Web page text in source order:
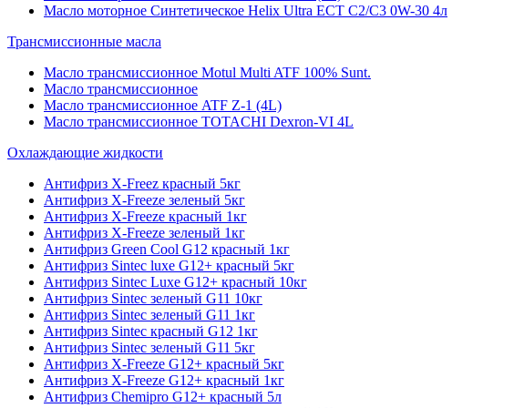
Масло моторное Синтетическое Helix Ultra ECT C2/C3 0W-30 4л
Трансмиссионные масла
Масло трансмиссионное Motul Multi ATF 100% Sunt.
Масло трансмиссионное
Масло трансмиссионное ATF Z-1 (4L)
Масло трансмиссионное TOTACHI Dexron-VI 4L
Охлаждающие жидкости
Антифриз X-Freez красный 5кг
Антифриз X-Freeze зеленый 5кг
Антифриз X-Freeze красный 1кг
Антифриз X-Freeze зеленый 1кг
Антифриз Green Cool G12 красный 1кг
Антифриз Sintec luxe G12+ красный 5кг
Антифриз Sintec Luxe G12+ красный 10кг
Антифриз Sintec зеленый G11 10кг
Антифриз Sintec зеленый G11 1кг
Антифриз Sintec красный G12 1кг
Антифриз Sintec зеленый G11 5кг
Антифриз X-Freeze G12+ красный 5кг
Антифриз X-Freeze G12+ красный 1кг
Антифриз Chemipro G12+ красный 5л